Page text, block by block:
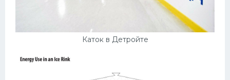
Каток в Детройте